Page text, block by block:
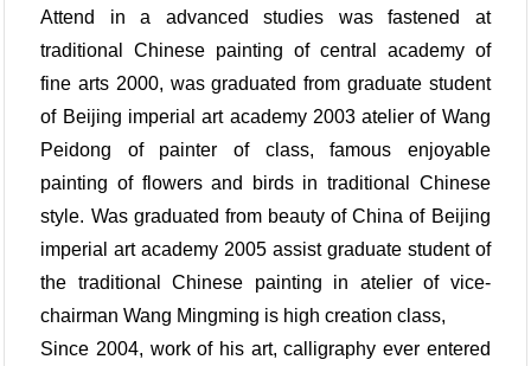
Attend in a advanced studies was fastened at
traditional Chinese painting of central academy of
fine arts 2000, was graduated from graduate student
of Beijing imperial art academy 2003 atelier of Wang
Peidong of painter of class, famous enjoyable
painting of flowers and birds in traditional Chinese
style. Was graduated from beauty of China of Beijing
imperial art academy 2005 assist graduate student of
the traditional Chinese painting in atelier of vice-
chairman Wang Mingming is high creation class,
Since 2004, work of his art, calligraphy ever entered